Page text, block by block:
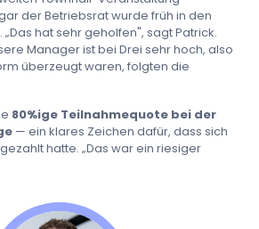
der Betriebsrat wurde früh in den
hat sehr geholfen", sagt Patrick.
Manager ist bei Drei sehr hoch, also
überzeugt waren, folgten die
80%ige Teilnahmequote bei der
— ein klares Zeichen dafür, dass sich
hatte. „Das war ein riesiger